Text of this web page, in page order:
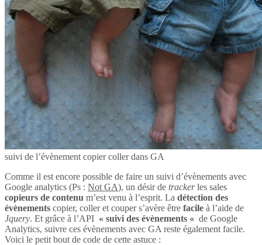
suivi de l’évènement copier coller dans GA
Comme il est encore possible de faire un suivi d’évènements avec
Google analytics (Ps : Not GA), un désir de trackerles sales
copieurs de contenu m’est venu à l’esprit. La détection des
évènements copier, coller et couper s’avère être facile à l’aide de
Jquery. Et grâce à l’API « suivi des évènements « de Google
Analytics, suivre ces évènements avec GA reste également facile.
Voici le petit bout de code de cette astuce :